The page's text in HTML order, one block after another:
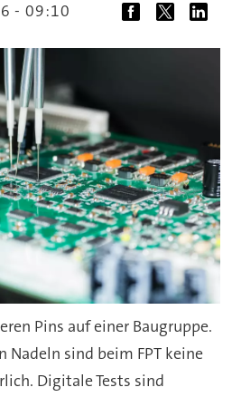
- 09:10
Pins auf einer Baugruppe.
Nadeln sind beim FPT keine
Digitale Tests sind